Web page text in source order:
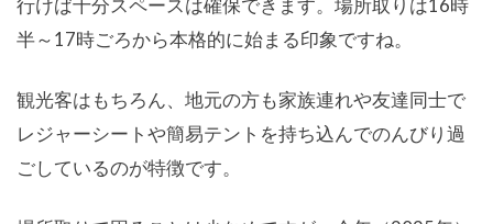
行けば十分スペースは確保できます。場所取りは16時
半～17時ごろから本格的に始まる印象ですね。
観光客はもちろん、地元の方も家族連れや友達同士で
レジャーシートや簡易テントを持ち込んでのんびり過
ごしているのが特徴です。